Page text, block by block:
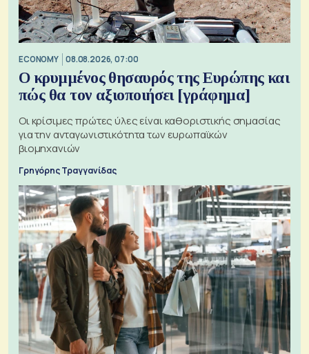
ECONOMY 08.08.2026, 07:00
Ο κρυμμένος θησαυρός της Ευρώπης και
πώς θα τον αξιοποιήσει [γράφημα]
Οι κρίσιμες πρώτες ύλες είναι καθοριστικής σημασίας
για την ανταγωνιστικότητα των ευρωπαϊκών
βιομηχανιών
Γρηγόρης Τραγγανίδας